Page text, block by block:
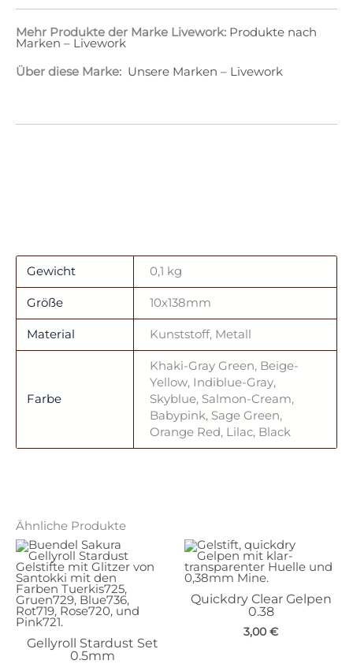
Mehr Produkte der Marke Livework: Produkte nach
Marken – Livework
Über diese Marke: Unsere Marken – Livework
Gewicht 0,1 kg
Größe 10x138mm
Material Kunststoff, Metall
Farbe
Khaki-Gray Green, Beige-
Yellow, Indiblue-Gray,
Skyblue, Salmon-Cream,
Babypink, Sage Green,
Orange Red, Lilac, Black
Ähnliche Produkte
Gellyroll Stardust Set
0.5mm
Quickdry Clear Gelpen
0.38
3,00 €